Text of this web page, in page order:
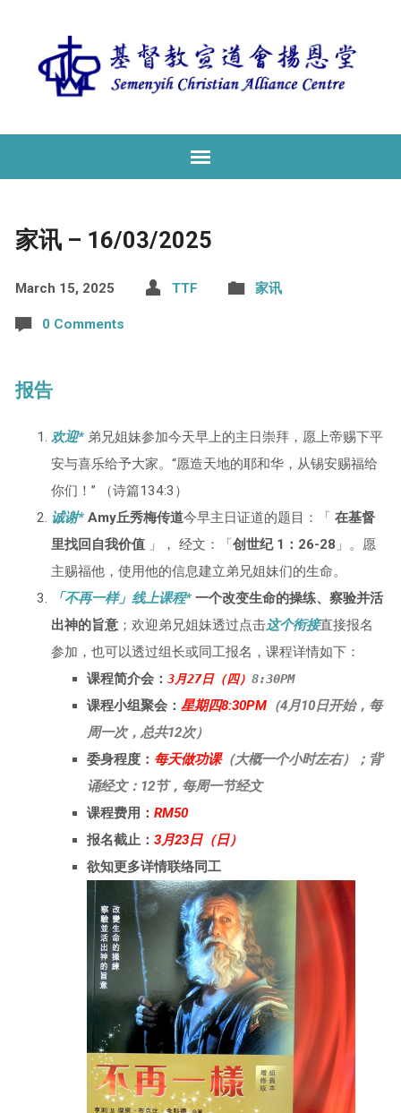
家讯 – 16/03/2025
March 15, 2025 TTF 家讯
0 Comments
报告
欢迎*弟兄姐妹参加今天早上的主日崇拜，愿上帝赐下平
安与喜乐给予大家。“愿造天地的耶和华，从锡安赐福给
你们！” （诗篇134:3）
诚谢*Amy丘秀梅传道今早主日证道的题目：「 在基督
里找回自我价值 」， 经文：「创世纪 1：26-28 」。愿
主赐福他，使用他的信息建立弟兄姐妹们的生命。
「不再一样」线上课程*一个改变生命的操练、察验并活
出神的旨意；欢迎弟兄姐妹透过点击这个衔接直接报名
参加，也可以透过组长或同工报名，课程详情如下：
课程简介会： 3月27日（四） 8:30PM
课程小组聚会： 星期四8:30PM（4月10日开始，每
周一次，总共12次）
委身程度： 每天做功课（大概一个小时左右）；背
诵经文：12节，每周一节经文
课程费用： RM50
报名截止： 3月23日（日）
欲知更多详情联络同工